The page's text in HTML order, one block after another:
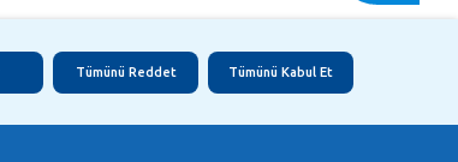
Gizlilik Politikası Çerez Aydınlatma Metni
Tümünü Reddet Tümünü Kabul Et